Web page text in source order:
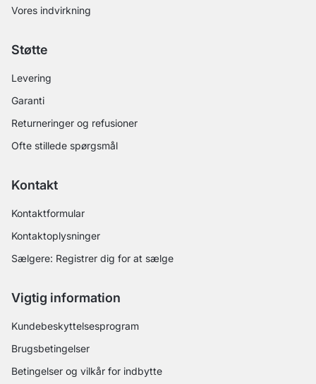
Vores indvirkning
Støtte
Levering
Garanti
Returneringer og refusioner
Ofte stillede spørgsmål
Kontakt
Kontaktformular
Kontaktoplysninger
Sælgere: Registrer dig for at sælge
Vigtig information
Kundebeskyttelsesprogram
Brugsbetingelser
Betingelser og vilkår for indbytte